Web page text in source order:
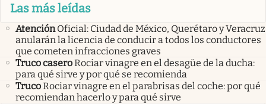
Las más leídas
Atención Oficial: Ciudad de México, Querétaro y Veracruz
anularán la licencia de conducir a todos los conductores
que cometen infracciones graves
Truco caseroRociar vinagre en el desagüe de la ducha:
para qué sirve y por qué se recomienda
TrucoRociar vinagre en el parabrisas del coche: por qué
recomiendan hacerlo y para qué sirve